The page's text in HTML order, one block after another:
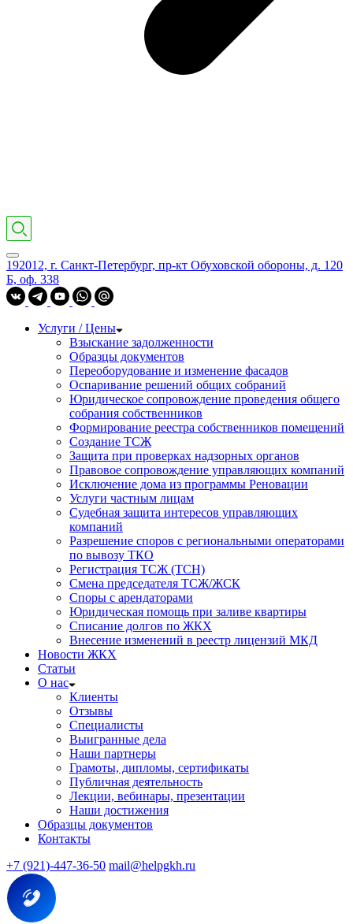
192012, г. Санкт-Петербург, пр-кт Обуховской обороны, д. 120
Б, оф. 338
Услуги / Цены
Взыскание задолженности
Образцы документов
Переоборудование и изменение фасадов
Оспаривание решений общих собраний
Юридическое сопровождение проведения общего
собрания собственников
Формирование реестра собственников помещений
Создание ТСЖ
Защита при проверках надзорных органов
Правовое сопровождение управляющих компаний
Исключение дома из программы Реновации
Услуги частным лицам
Судебная защита интересов управляющих
компаний
Разрешение споров с региональными операторами
по вывозу ТКО
Регистрация ТСЖ (ТСН)
Смена председателя ТСЖ/ЖСК
Споры с арендаторами
Юридическая помощь при заливе квартиры
Списание долгов по ЖКХ
Внесение изменений в реестр лицензий МКД
Новости ЖКХ
Статьи
О нас
Клиенты
Отзывы
Специалисты
Выигранные дела
Наши партнеры
Грамоты, дипломы, сертификаты
Публичная деятельность
Лекции, вебинары, презентации
Наши достижения
Образцы документов
Контакты
+7 (921)-447-36-50 mail@helpgkh.ru